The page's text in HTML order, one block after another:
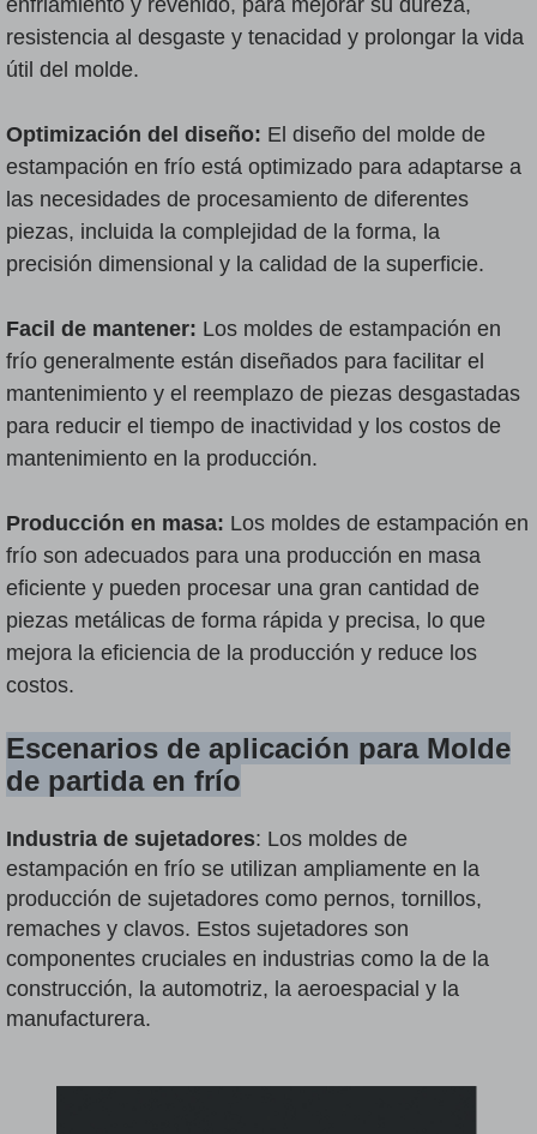
resistencia al desgaste y tenacidad y prolongar la vida
útil del molde.
Optimización del diseño: El diseño del molde de
estampación en frío está optimizado para adaptarse a
las necesidades de procesamiento de diferentes
piezas, incluida la complejidad de la forma, la
precisión dimensional y la calidad de la superficie.
Facil de mantener: Los moldes de estampación en
frío generalmente están diseñados para facilitar el
mantenimiento y el reemplazo de piezas desgastadas
para reducir el tiempo de inactividad y los costos de
mantenimiento en la producción.
Producción en masa: Los moldes de estampación en
frío son adecuados para una producción en masa
eficiente y pueden procesar una gran cantidad de
piezas metálicas de forma rápida y precisa, lo que
mejora la eficiencia de la producción y reduce los
costos.
Escenarios de aplicación para Molde
de partida en frío
Industria de sujetadores: Los moldes de
estampación en frío se utilizan ampliamente en la
producción de sujetadores como pernos, tornillos,
remaches y clavos. Estos sujetadores son
componentes cruciales en industrias como la de la
construcción, la automotriz, la aeroespacial y la
manufacturera.